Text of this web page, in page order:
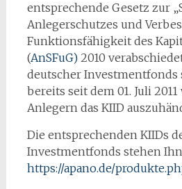
entsprechende Gesetz zur
Anlegerschutzes und
Funktionsfähigkeit des
(AnSFuG)2010
deutscher Investmentfonds
bereits seit dem 01. Juli
Anlegern das KIID
Die entsprechenden KIIDs
Investmentfonds stehen
https://apano.de/